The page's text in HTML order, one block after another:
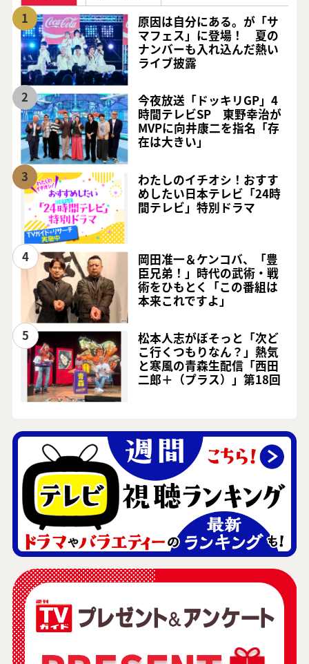
1
原因は自分にある。が「サ
マフェス」に登場！ 夏の
ナンバーも入れ込んだ熱い
ライブ披露
2
今夜放送「ドッキリGP」4
時間テレビSP 東野幸治が
MVPに向井康二を指名「存
在は大きい」
3
わたしのイチオシ！おすす
めしたい日本テレビ「24時
間テレビ」特別ドラマ
4
岡田准一＆ケンコバ、「豊
臣兄弟！」時代の武術・戦
術をひもとく「この番組は
本来これですよ」
5
松本人志がぼそっと「次ど
こ行くつもりなん？」熱気
と寒風の青森生配信「西田
二郎＋（プラス）」第18回